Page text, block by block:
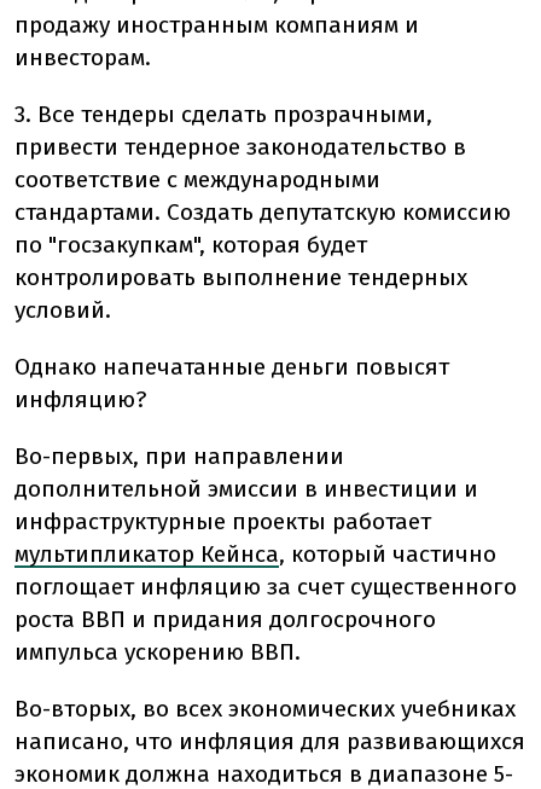
продажу иностранным компаниям и
инвесторам.
3. Все тендеры сделать прозрачными,
привести тендерное законодательство в
соответствие с международными
стандартами. Создать депутатскую комиссию
по "госзакупкам", которая будет
контролировать выполнение тендерных
условий.
Однако напечатанные деньги повысят
инфляцию?
Во-первых, при направлении
дополнительной эмиссии в инвестиции и
инфраструктурные проекты работает
мультипликатор Кейнса, который частично
поглощает инфляцию за счет существенного
роста ВВП и придания долгосрочного
импульса ускорению ВВП.
Во-вторых, во всех экономических учебниках
написано, что инфляция для развивающихся
экономик должна находиться в диапазоне 5-